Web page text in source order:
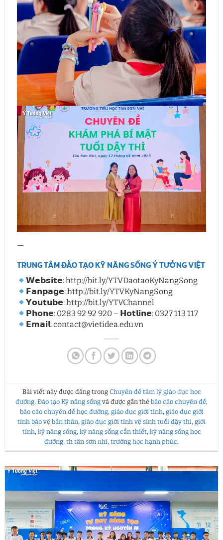
—
TRUNG TÂM ĐÀO TẠO KỸ NĂNG SỐNG Ý TƯỞNG VIỆT
𝗪𝗲𝗯𝘀𝗶𝘁𝗲: http://bit.ly/YTVDaotaoKyNangSong
𝗙𝗮𝗻𝗽𝗮𝗴𝗲: http://bit.ly/YTVKyNangSong
𝗬𝗼𝘂𝘁𝘂𝗯𝗲: http://bit.ly/YTVChannel
𝗣𝗵𝗼𝗻𝗲: 0283 92 92 920 – 𝗛𝗼𝘁𝗹𝗶𝗻𝗲: 0327 113 117
𝗘𝗺𝗮𝗶𝗹: contact@vietidea.edu.vn
Bài viết này được đăng trong Chuyên đề tâm lý giáo dục học
đường, Đào tạo Kỹ năng sống và được gắn thẻ báo cáo chuyên đề,
báo cáo chuyên đề học đường, giáo dục giới tính, giáo dục giới
tính bảo vệ bản thân, giáo dục giới tính vệ sinh tuổi dậy thì, giới
tính, kỹ năng sống, kỹ năng sống cần thiết, kỹ năng sống học
đường, th tân sơn nhì, trường học hạnh phúc.